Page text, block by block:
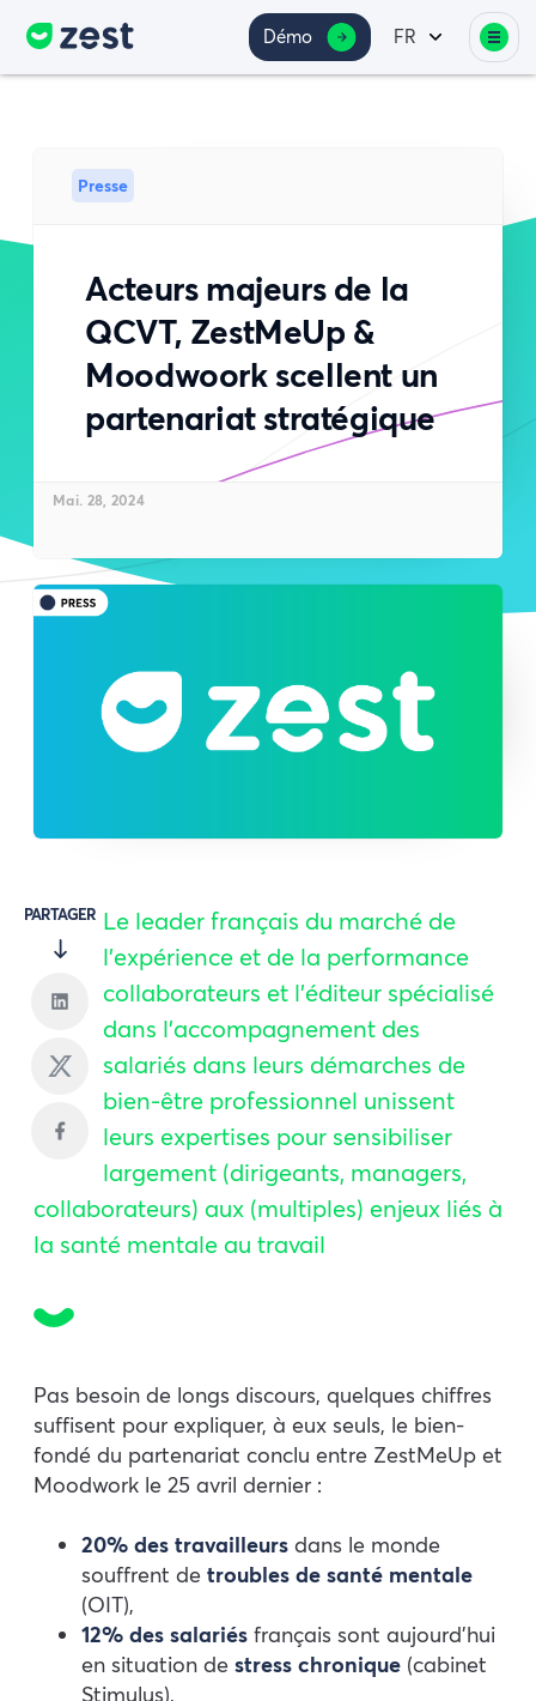
Démo FR
Presse
Acteurs majeurs de la
QCVT, ZestMeUp &
Moodwoork scellent un
partenariat stratégique
Mai. 28, 2024
PARTAGER Le leader français du marché de
l’expérience et de la performance
collaborateurs et l’éditeur spécialisé
dans l’accompagnement des
salariés dans leurs démarches de
bien-être professionnel unissent
leurs expertises pour sensibiliser
largement (dirigeants, managers,
collaborateurs) aux (multiples) enjeux liés à
la santé mentale au travail
Pas besoin de longs discours, quelques chiffres
suffisent pour expliquer, à eux seuls, le bien-
fondé du partenariat conclu entre ZestMeUp et
Moodwork le 25 avril dernier :
20% des travailleurs dans le monde
souffrent de troubles de santé mentale
(OIT),
12% des salariés français sont aujourd’hui
en situation de stress chronique (cabinet
Stimulus),